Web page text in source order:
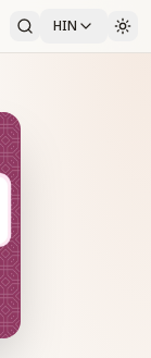
HIN